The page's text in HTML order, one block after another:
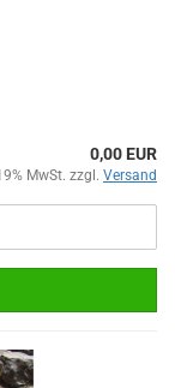
0,00 EUR
MwSt. zzgl. Versand